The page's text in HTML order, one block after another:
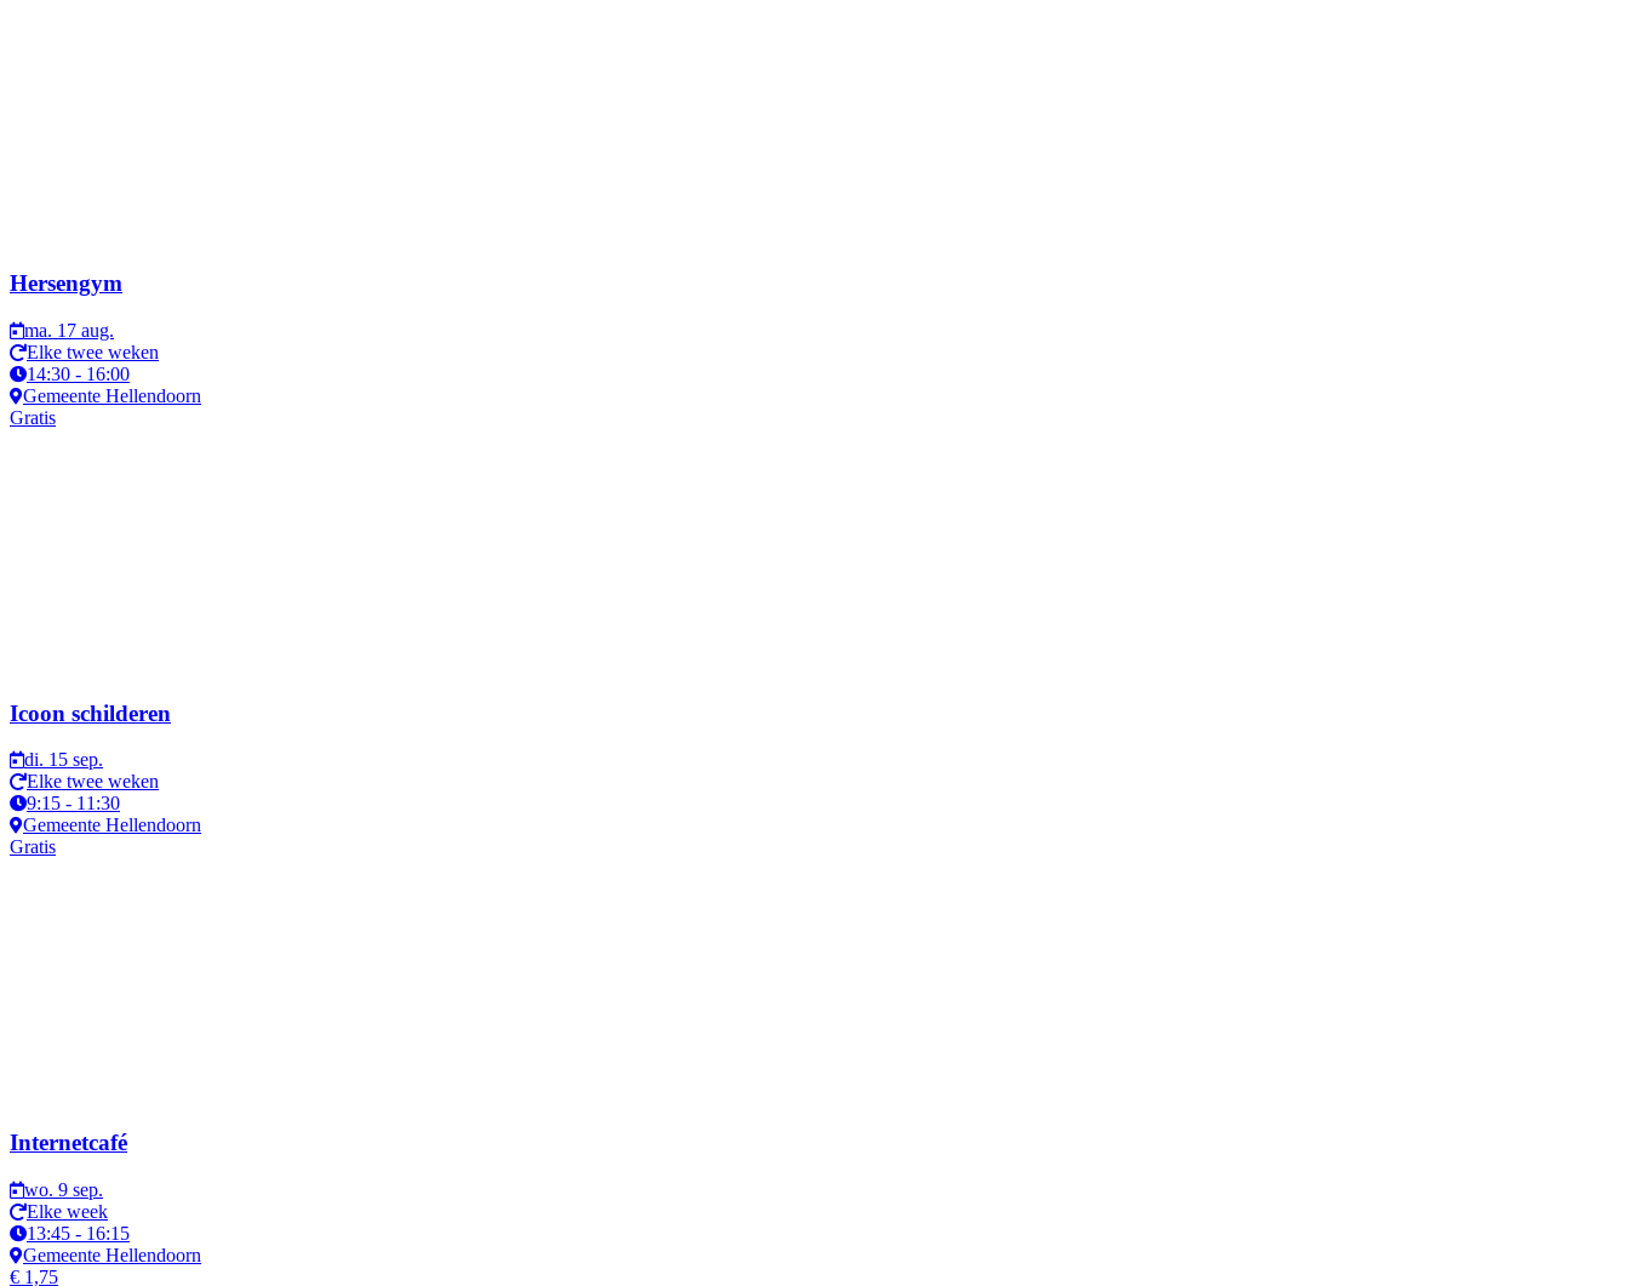
Hersengym
ma. 17 aug.
Elke twee weken
14:30 - 16:00
Gemeente Hellendoorn
Gratis
Icoon schilderen
di. 15 sep.
Elke twee weken
9:15 - 11:30
Gemeente Hellendoorn
Gratis
Internetcafé
wo. 9 sep.
Elke week
13:45 - 16:15
Gemeente Hellendoorn
€ 1,75